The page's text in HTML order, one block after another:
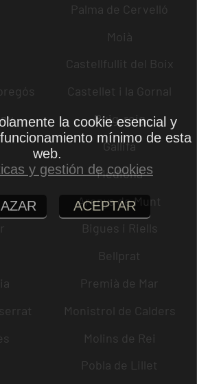
Palma de Cervelló
Moià
Castellfullit del Boix
Castellet i la Gornal
Puig-reig
Gallifa
Mediona
Arenys de Munt
Bigues i Riells
Bellprat
Premià de Mar
Monistrol de Calders
Molins de Rei
Pobla de Lillet
la cookie esencial y
mínimo de esta
web.
y gestión de cookies
ACEPTAR